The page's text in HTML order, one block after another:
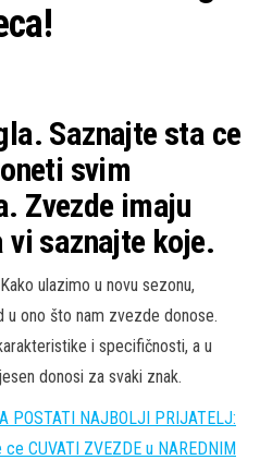
Saznajte sta ce
svim
Zvezde imaju
vi saznajte koje.
ulazimo u novu sezonu,
u ono što nam zvezde donose.
i specifičnosti, a u
donosi za svaki znak.
POSTATI NAJBOLJI PRIJATELJ:
CUVATI ZVEZDE u NAREDNIM